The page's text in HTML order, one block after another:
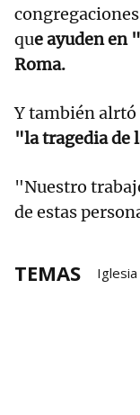
que ayuden en
Roma.
Y también alrtó
"la tragedia de
"Nuestro
de estas
TEMAS Iglesia